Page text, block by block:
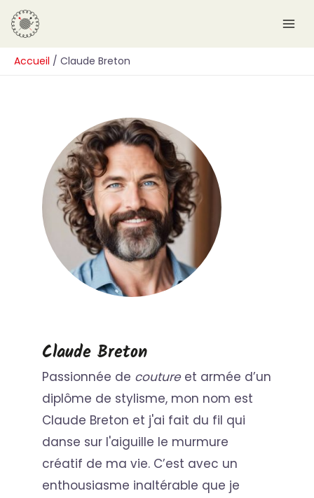
Aller
au
contenu
Accueil
Claude Breton
Claude Breton
Passionnée de coutureet armée d’un
diplôme de stylisme, mon nom est
Claude Breton et j'ai fait du fil qui
danse sur l'aiguille le murmure
créatif de ma vie. C’est avec un
enthousiasme inaltérable que je